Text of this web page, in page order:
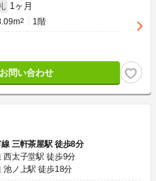
1ヶ月
2 1階
問い合わせ
三軒茶屋駅 徒歩8分
西太子堂駅 徒歩9分
池ノ上駅 徒歩18分